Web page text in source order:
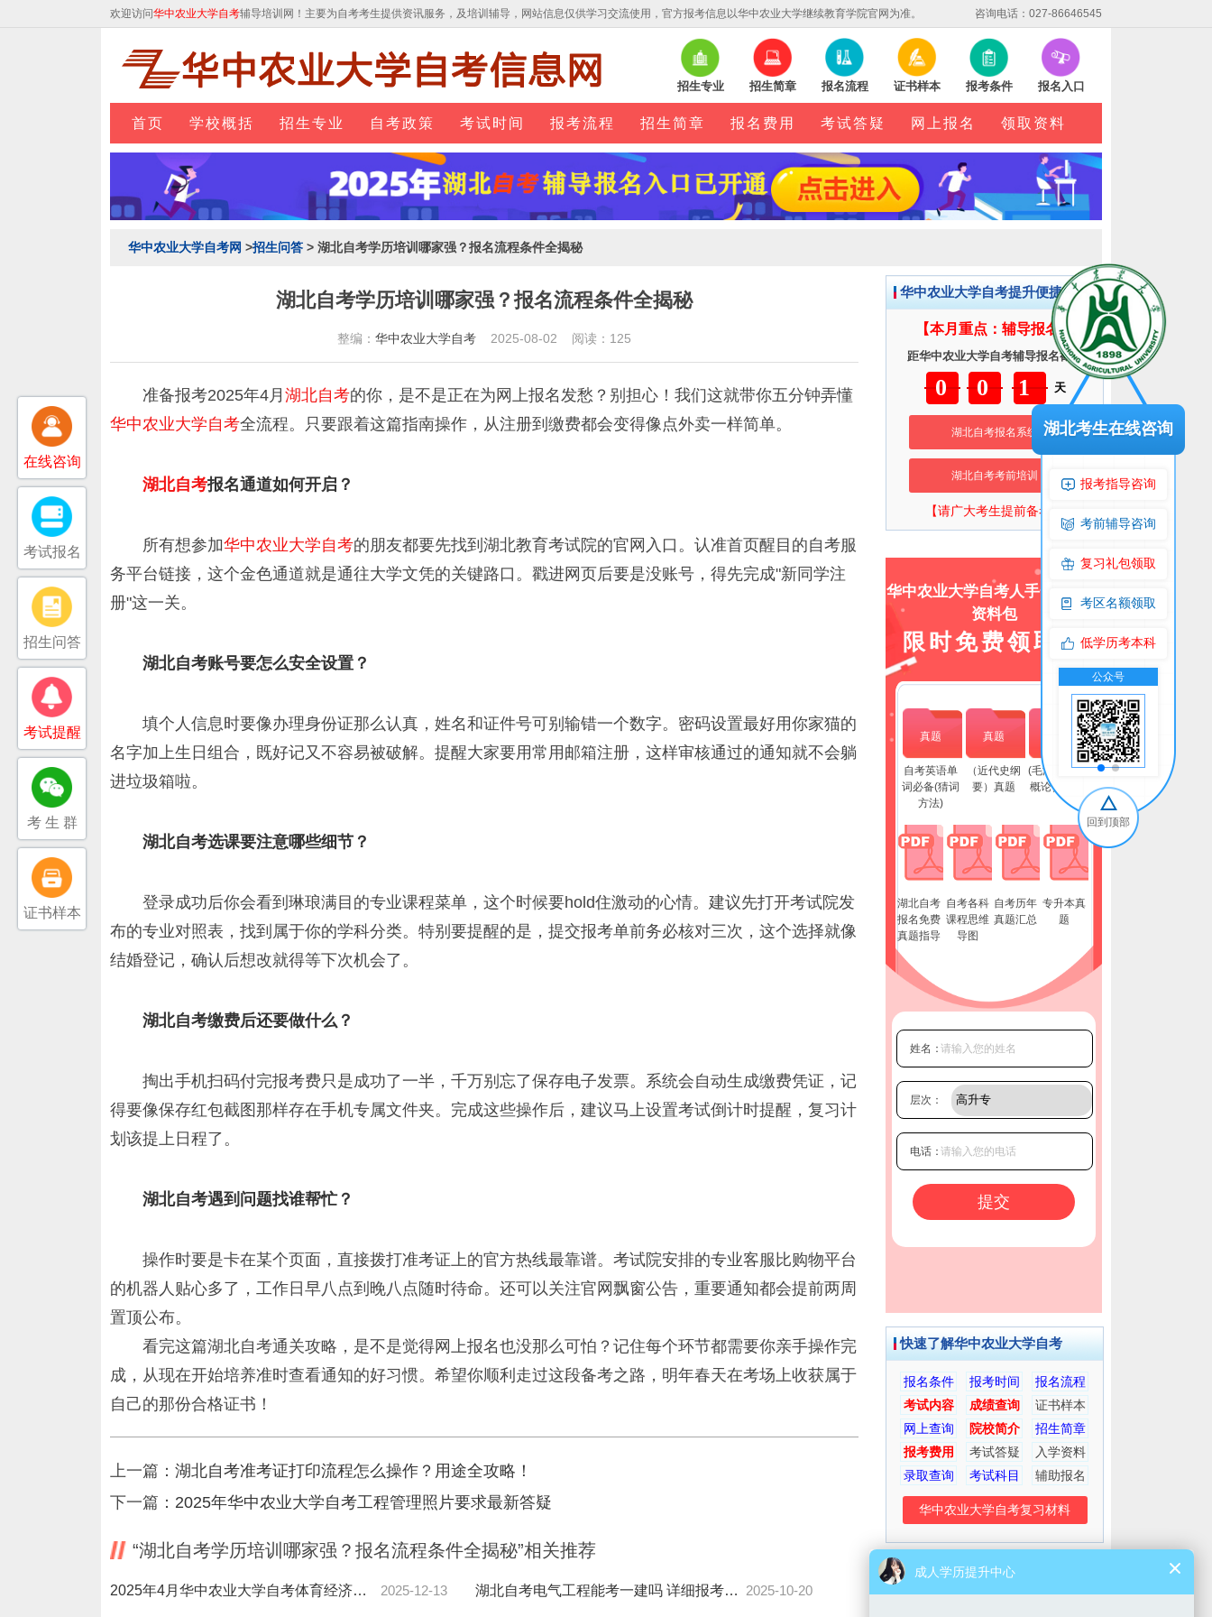
欢迎访问华中农业大学自考辅导培训网！主要为自考考生提供资讯服务，及培训辅导，网站信息仅供学习交流使用，官方报考信息以华中农业大学继续教育学院官网为准。 咨询电话：027-86646545
招生专业 招生简章 报名流程 证书样本 报考条件 报名入口
首页 学校概括 招生专业 自考政策 考试时间 报考流程 招生简章 报名费用 考试答疑 网上报名 领取资料
华中农业大学自考网 >招生问答 > 湖北自考学历培训哪家强？报名流程条件全揭秘
湖北自考学历培训哪家强？报名流程条件全揭秘
整编： 华中农业大学自考 2025-08-02 阅读：125
准备报考2025年4月 湖北自考的你，是不是正在为网上报名发愁？别担心！我们这就带你五分钟弄懂
华中农业大学自考全流程。只要跟着这篇指南操作，从注册到缴费都会变得像点外卖一样简单。
湖北自考报名通道如何开启？
所有想参加华中农业大学自考的朋友都要先找到湖北教育考试院的官网入口。认准首页醒目的自考服
务平台链接，这个金色通道就是通往大学文凭的关键路口。戳进网页后要是没账号，得先完成"新同学注
册"这一关。
湖北自考账号要怎么安全设置？
填个人信息时要像办理身份证那么认真，姓名和证件号可别输错一个数字。密码设置最好用你家猫的
名字加上生日组合，既好记又不容易被破解。提醒大家要用常用邮箱注册，这样审核通过的通知就不会躺
进垃圾箱啦。
湖北自考选课要注意哪些细节？
登录成功后你会看到琳琅满目的专业课程菜单，这个时候要hold住激动的心情。建议先打开考试院发
布的专业对照表，找到属于你的学科分类。特别要提醒的是，提交报考单前务必核对三次，这个选择就像
结婚登记，确认后想改就得等下次机会了。
湖北自考缴费后还要做什么？
掏出手机扫码付完报考费只是成功了一半，千万别忘了保存电子发票。系统会自动生成缴费凭证，记
得要像保存红包截图那样存在手机专属文件夹。完成这些操作后，建议马上设置考试倒计时提醒，复习计
划该提上日程了。
湖北自考遇到问题找谁帮忙？
操作时要是卡在某个页面，直接拨打准考证上的官方热线最靠谱。考试院安排的专业客服比购物平台
的机器人贴心多了，工作日早八点到晚八点随时待命。还可以关注官网飘窗公告，重要通知都会提前两周
置顶公布。
看完这篇湖北自考通关攻略，是不是觉得网上报名也没那么可怕？记住每个环节都需要你亲手操作完
成，从现在开始培养准时查看通知的好习惯。希望你顺利走过这段备考之路，明年春天在考场上收获属于
自己的那份合格证书！
上一篇： 湖北自考准考证打印流程怎么操作？用途全攻略！
下一篇： 2025年华中农业大学自考工程管理照片要求最新答疑
“湖北自考学历培训哪家强？报名流程条件全揭秘”相关推荐
2025年4月华中农业大学自考体育经济与管理(26年停考)本科报名流程步骤（图文详解） 2025-12-13 湖北自考电气工程能考一建吗 详细报考要求全解析 2025-10-20
华中农业大学自考提升便捷服务
【本月重点：辅导报名】
距华中农业大学自考辅导报名截止
001天
湖北自考报名系统
湖北自考考前培训
【请广大考生提前备考】
华中农业大学自考人手一份上岸
资料包
限时免费领取！
真题
自考英语单
词必备(猜词
方法)
真题
（近代史纲
要）真题
(毛泽东思想
概论）真题
湖北自考
报名免费
真题指导
自考各科
课程思维
导图
自考历年
真题汇总
专升本真
题
姓名：
层次：
电话：
快速了解华中农业大学自考
报名条件 报考时间
报名流程
考试内容
成绩查询
证书样本
网上查询
院校简介
招生简章
报考费用
考试答疑
入学资料
录取查询
考试科目 辅助报名
华中农业大学自考复习材料
考生交流群
在线咨询
考试报名
招生问答
考试提醒
考 生 群
证书样本
湖北考生在线咨询
报考指导咨询
考前辅导咨询
复习礼包领取
考区名额领取
低学历考本科
公众号
回到顶部